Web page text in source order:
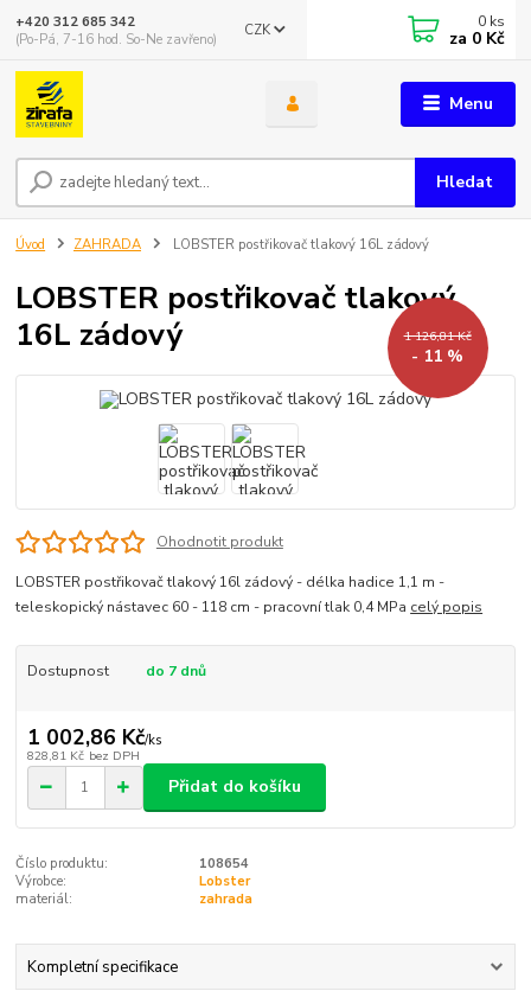
Menu
CZK
Hledat
+420 312 685 342
(Po-Pá, 7-16 hod. So-Ne zavřeno)
0 ks
za 0 Kč
Úvod ZAHRADA LOBSTER postřikovač tlakový 16L zádový
LOBSTER postřikovač tlakový
16L zádový
1 126,81 Kč
- 11 %
Ohodnotit produkt
LOBSTER postřikovač tlakový 16l zádový - délka hadice 1,1 m -
teleskopický nástavec 60 - 118 cm - pracovní tlak 0,4 MPa celý popis
Dostupnost do 7 dnů
1 002,86 Kč/ks
828,81 Kč bez DPH
Přidat do košíku
Číslo produktu:
108654
Výrobce:
Lobster
materiál:
zahrada
Kompletní specifikace